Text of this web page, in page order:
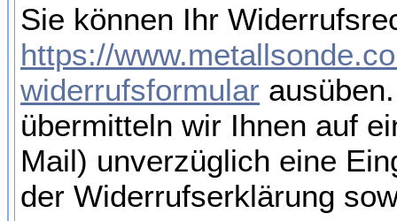
Sie können Ihr
https://
widerrufsformular
übermitteln wir Ihnen auf
Mail) unverzüglich eine
der Widerrufserklärung